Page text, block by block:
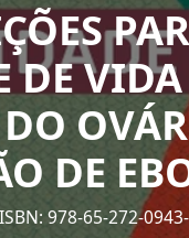
DE
978-65-272-